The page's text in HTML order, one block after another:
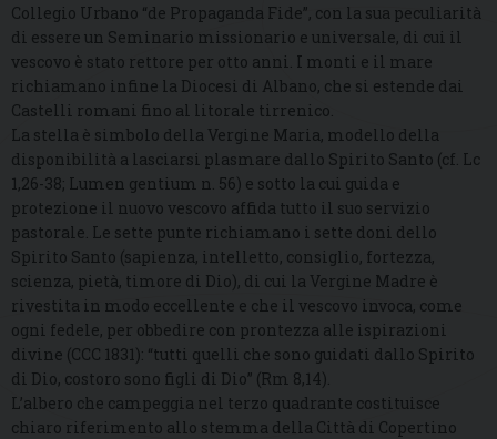
Collegio Urbano “de Propaganda Fide”, con la sua peculiarità
di essere un Seminario missionario e universale, di cui il
vescovo è stato rettore per otto anni. I monti e il mare
richiamano infine la Diocesi di Albano, che si estende dai
Castelli romani fino al litorale tirrenico.
La stella è simbolo della Vergine Maria, modello della
disponibilità a lasciarsi plasmare dallo Spirito Santo (cf. Lc
1,26-38; Lumen gentium n. 56) e sotto la cui guida e
protezione il nuovo vescovo affida tutto il suo servizio
pastorale. Le sette punte richiamano i sette doni dello
Spirito Santo (sapienza, intelletto, consiglio, fortezza,
scienza, pietà, timore di Dio), di cui la Vergine Madre è
rivestita in modo eccellente e che il vescovo invoca, come
ogni fedele, per obbedire con prontezza alle ispirazioni
divine (CCC 1831): “tutti quelli che sono guidati dallo Spirito
di Dio, costoro sono figli di Dio” (Rm 8,14).
L’albero che campeggia nel terzo quadrante costituisce
chiaro riferimento allo stemma della Città di Copertino